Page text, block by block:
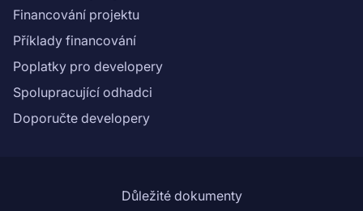
([KIIS]
(https://drive.google.com/file/d/
Myh1GqE7U/view?usp=sharing)).\n\nInformace ohledně
rizikového skóre projektu najdete v ([Scoring sheet]
(https://drive.google.com/file/d/
usp=sharing)).\n","name":"Bytový dům Luhačovice 1: 2.
etapa"}}
Financování projektu
Příklady financování
Poplatky pro developery
Spolupracující odhadci
Doporučte developery
Důležité dokumenty